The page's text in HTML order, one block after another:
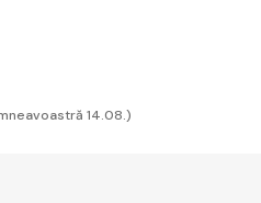
14.08.)